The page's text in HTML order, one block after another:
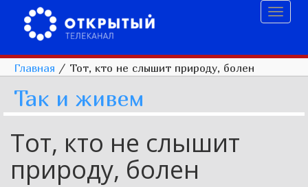
Главная / Тот, кто не слышит природу, болен
Так и живем
Тот, кто не слышит
природу, болен